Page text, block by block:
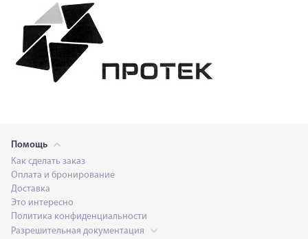
Помощь
Как сделать заказ
Оплата и бронирование
Доставка
Это интересно
Политика конфиденциальности
Разрешительная документация